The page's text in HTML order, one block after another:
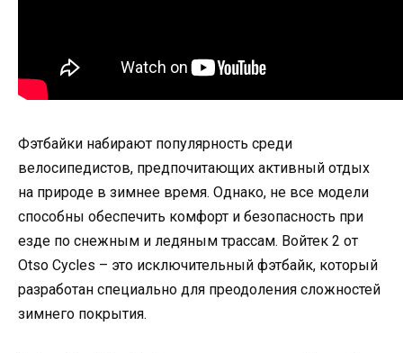
Фэтбайки набирают популярность среди
велосипедистов, предпочитающих активный отдых
на природе в зимнее время. Однако, не все модели
способны обеспечить комфорт и безопасность при
езде по снежным и ледяным трассам. Войтек 2 от
Otso Cycles – это исключительный фэтбайк, который
разработан специально для преодоления сложностей
зимнего покрытия.